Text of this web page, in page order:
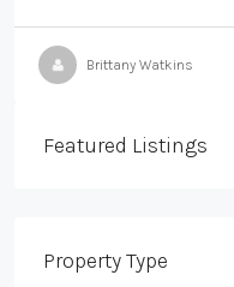
Brittany Watkins
Featured Listings
Property Type